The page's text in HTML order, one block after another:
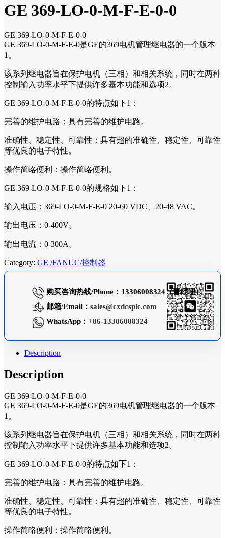
GE 369-LO-0-M-F-E-0-0
GE 369-LO-0-M-F-E-0-0
GE 369-LO-0-M-F-E-0是GE的369电机管理继电器的一个版本
1。
该系列继电器旨在保护电机（三相）和相关系统，同时在两种
控制输入功率水平下提供许多基本功能和选项2。
GE 369-LO-0-M-F-E-0-0的特点如下1：
完善的维护电路：具有完善的维护电路。
准确性、稳定性、可靠性：具有超的准确性、稳定性、可靠性
等优良的电子特性。
操作简略便利：操作简略便利。
GE 369-LO-0-M-F-E-0-0的规格如下1：
输入电压：369-LO-0-M-F-E-0 20-60 VDC、20-48 VAC。
输出电压：0-400V。
输出电流：0-300A。
Category: GE /FANUC/控制器
购买咨询热线/Phone：13306008324（曹经理）
邮箱/Email： sales@cxdcsplc.com
WhatsApp： +86-13306008324
Description
Description
GE 369-LO-0-M-F-E-0-0
GE 369-LO-0-M-F-E-0是GE的369电机管理继电器的一个版本
1。
该系列继电器旨在保护电机（三相）和相关系统，同时在两种
控制输入功率水平下提供许多基本功能和选项2。
GE 369-LO-0-M-F-E-0-0的特点如下1：
完善的维护电路：具有完善的维护电路。
准确性、稳定性、可靠性：具有超的准确性、稳定性、可靠性
等优良的电子特性。
操作简略便利：操作简略便利。